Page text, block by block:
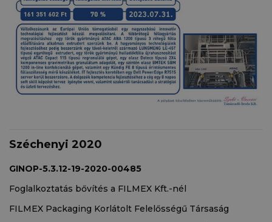
Széchenyi 2020
GINOP-5.3.12-19-2020-00485
Foglalkoztatás bővítés a FILMEX Kft.-nél
FILMEX Packaging Korlátolt Felelősségű Társaság